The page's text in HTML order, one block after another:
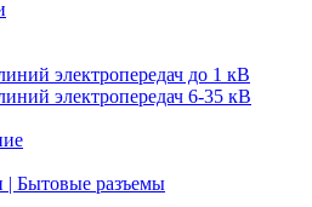
электропередач до 1 кВ
электропередач 6-35 кВ
| Бытовые разъемы